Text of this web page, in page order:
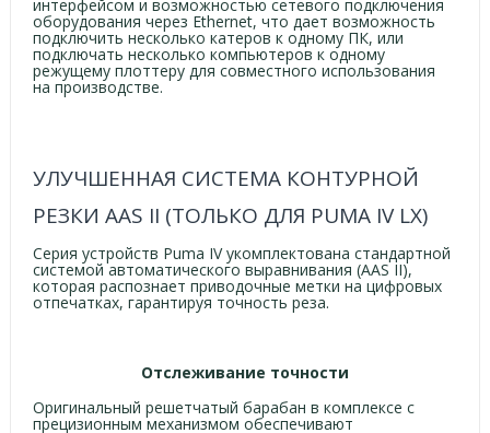
интерфейсом и возможностью сетевого подключения
оборудования через Ethernet, что дает возможность
подключить несколько катеров к одному ПК, или
подключать несколько компьютеров к одному
режущему плоттеру для совместного использования
на производстве.
УЛУЧШЕННАЯ СИСТЕМА КОНТУРНОЙ
РЕЗКИ AAS II (ТОЛЬКО ДЛЯ PUMA IV LX)
Серия устройств Puma IV укомплектована стандартной
системой автоматического выравнивания (AAS II),
которая распознает приводочные метки на цифровых
отпечатках, гарантируя точность реза.
Отслеживание точности
Оригинальный решетчатый барабан в комплексе с
прецизионным механизмом обеспечивают